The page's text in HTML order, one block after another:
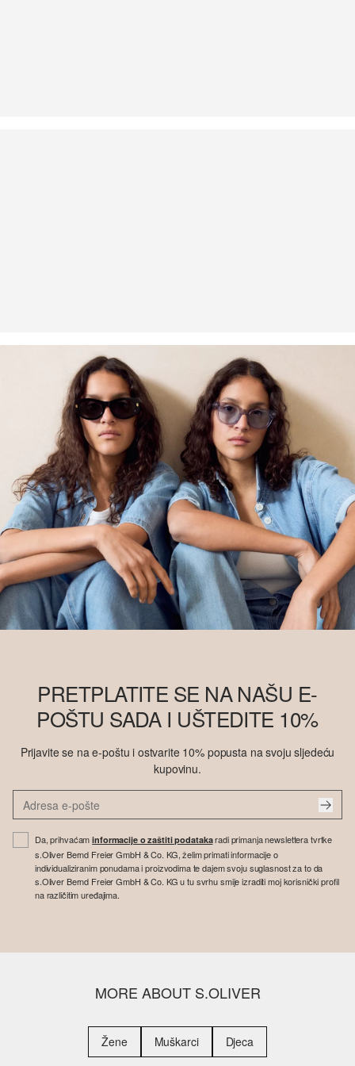
PRETPLATITE SE NA NAŠU E-
POŠTU SADA I UŠTEDITE 10%
Prijavite se na e-poštu i ostvarite 10% popusta na svoju sljedeću
kupovinu.
Da, prihvaćaminformacije o zaštiti podatakaradi primanja newslettera tvrtke
s.Oliver Bernd Freier GmbH & Co. KG, želim primati informacije o
individualiziranim ponudama i proizvodima te dajem svoju suglasnost za to da
s.Oliver Bernd Freier GmbH & Co. KG u tu svrhu smije izraditi moj korisnički profil
na različitim uređajima.
MORE ABOUT S.OLIVER
Žene Muškarci Djeca